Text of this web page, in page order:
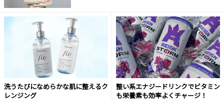
洗うたびになめらかな肌に整えるク
レンジング
整い系エナジードリンクでビタミン
も栄養素も効率よくチャージ！